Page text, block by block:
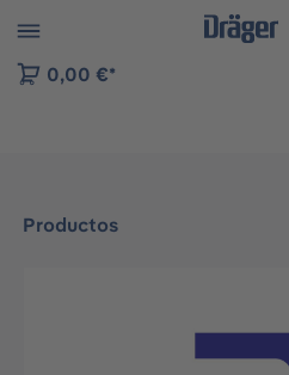
to B2B platform navigation
0,00 €*
Productos
Omitir galería de imágenes